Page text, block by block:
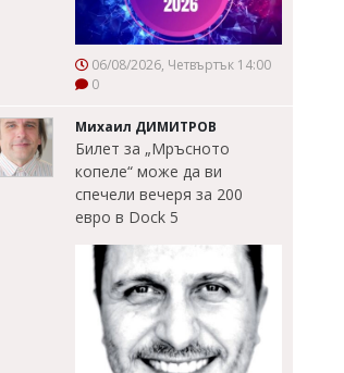
06/08/2026, Четвъртък 14:00
0
Михаил ДИМИТРОВ
Билет за „Мръсното
копеле“ може да ви
спечели вечеря за 200
евро в Dock 5